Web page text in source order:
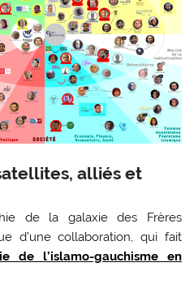
alliés et
de la galaxie des Frères
d’une collaboration, qui fait
de l’islamo-gauchisme en